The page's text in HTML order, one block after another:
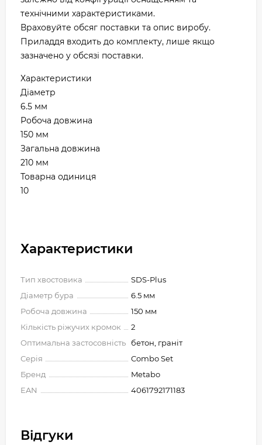
технічними характеристиками.
Враховуйте обсяг поставки та опис виробу.
Приладдя входить до комплекту, лише якщо
зазначено у обсязі поставки.
Характеристики
Діаметр
6.5 мм
Робоча довжина
150 мм
Загальна довжина
210 мм
Товарна одиниця
10
Характеристики
Тип хвостовика
SDS-Plus
Діаметр бура
6.5 мм
Робоча довжина
150 мм
Кількість ріжучих кромок
2
Оптимальна застосовність
бетон, граніт
Серія
Combo Set
Бренд
Metabo
EAN
4061792171183
Відгуки